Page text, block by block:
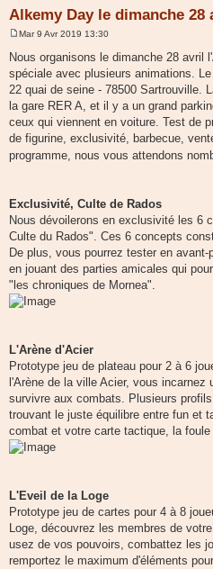
Alkemy Day le dimanche 28
s
s
a
g
e
Mar 9 Avr 2019 13:30
Nous organisons le dimanche 28 avril
spéciale avec plusieurs animations.
22 quai de seine - 78500 Sartrouville.
la gare RER A, et il y a un grand
ceux qui viennent en voiture. Test de
de figurine, exclusivité, barbecue,
programme, nous vous attendons
Exclusivité, Culte de Rados
Nous dévoilerons en exclusivité les 6
Culte du Rados". Ces 6 concepts
De plus, vous pourrez tester en
en jouant des parties amicales qui
"les chroniques de Mornea".
L'Arène d'Acier
Prototype jeu de plateau pour 2 à 6
l'Arène de la ville Acier, vous incarnez
survivre aux combats. Plusieurs
trouvant le juste équilibre entre fun et
combat et votre carte tactique, la
L'Eveil de la Loge
Prototype jeu de cartes pour 4 à 8
Loge, découvrez les membres de
usez de vos pouvoirs, combattez les
remportez le maximum d'éléments